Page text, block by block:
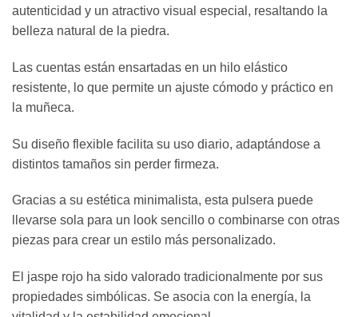
autenticidad y un atractivo visual especial, resaltando la
belleza natural de la piedra.
Las cuentas están ensartadas en un hilo elástico
resistente, lo que permite un ajuste cómodo y práctico en
la muñeca.
Su diseño flexible facilita su uso diario, adaptándose a
distintos tamaños sin perder firmeza.
Gracias a su estética minimalista, esta pulsera puede
llevarse sola para un look sencillo o combinarse con otras
piezas para crear un estilo más personalizado.
El jaspe rojo ha sido valorado tradicionalmente por sus
propiedades simbólicas. Se asocia con la energía, la